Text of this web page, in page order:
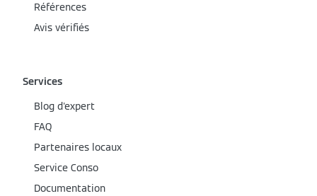
Références
Avis vérifiés
Services
Blog d'expert
FAQ
Partenaires locaux
Service Conso
Documentation